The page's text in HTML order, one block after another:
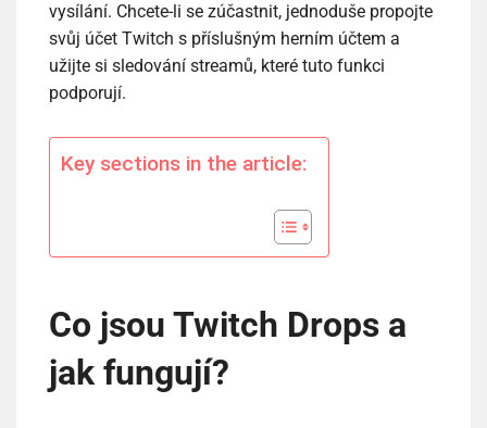
vysílání. Chcete-li se zúčastnit, jednoduše propojte
svůj účet Twitch s příslušným herním účtem a
užijte si sledování streamů, které tuto funkci
podporují.
Key sections in the article:
Co jsou Twitch Drops a
jak fungují?